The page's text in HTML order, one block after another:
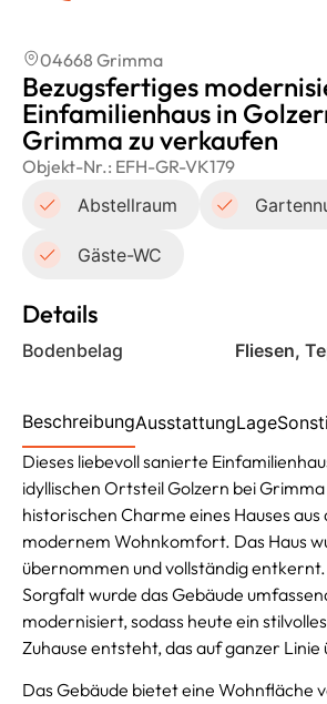
04668 Grimma
Bezugsfertiges
Einfamilienhaus in
Grimma zu verkaufen
Objekt-Nr.: EFH-GR-VK179
Abstellraum
Gäste-WC
Details
Bodenbelag Fliesen,
BeschreibungAusstattungLage
Dieses liebevoll sanierte
idyllischen Ortsteil Golzern bei
historischen Charme eines Hauses
modernem Wohnkomfort. Das Haus
übernommen und vollständig
Sorgfalt wurde das Gebäude
modernisiert, sodass heute ein
Zuhause entsteht, das auf ganzer Linie
Das Gebäude bietet eine Wohnfläche